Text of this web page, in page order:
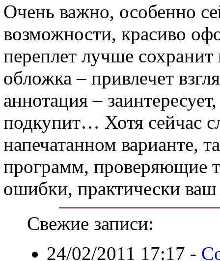
Очень важно, особенно
возможности, красиво
переплет лучше сохранит
обложка – привлечет
аннотация –
подкупит… Хотя сейчас
напечатанном варианте,
программ, проверяющие
ошибки, практически ваш
Свежие записи:
24/02/2011 17:17 -